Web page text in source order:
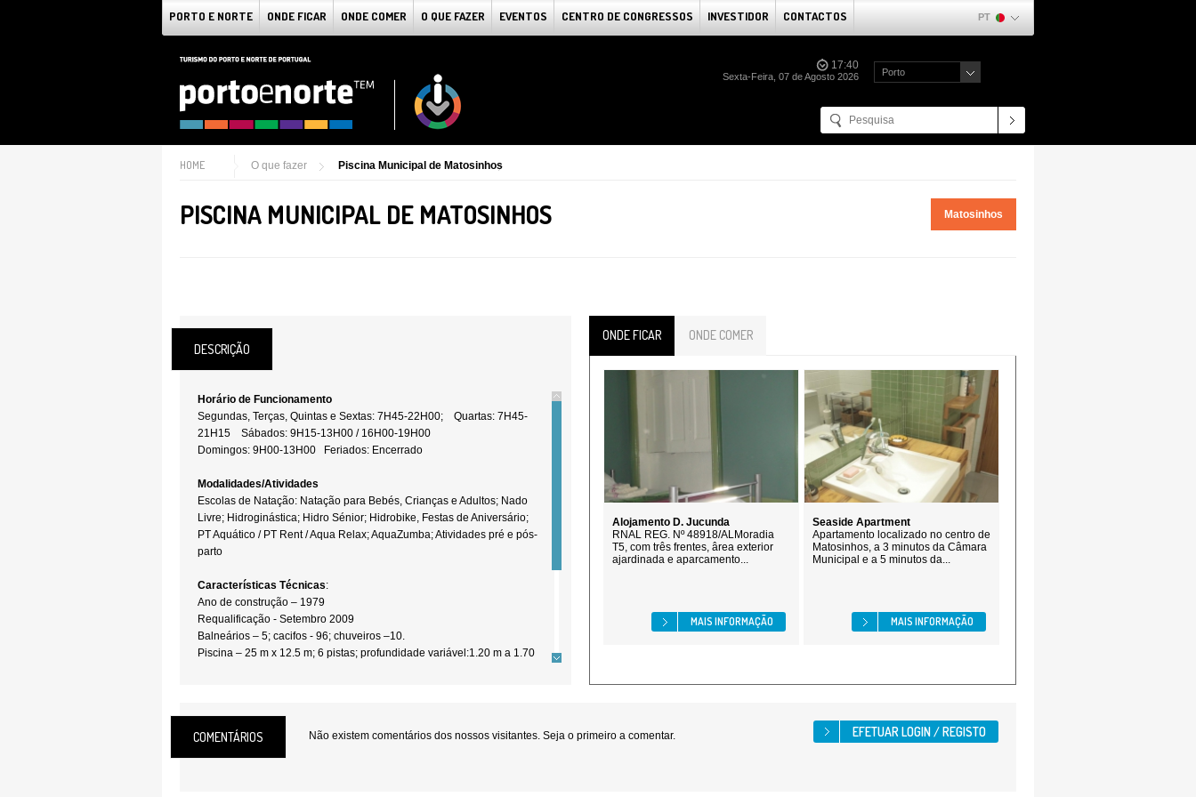
PORTO E NORTE ONDE FICAR ONDE COMER O QUE FAZER EVENTOS CENTRO DE CONGRESSOS INVESTIDOR CONTACTOS PT
17:40
Sexta-Feira, 07 de Agosto 2026 Porto
HOME O que fazer Piscina Municipal de Matosinhos
PISCINA MUNICIPAL DE MATOSINHOS Matosinhos
DESCRIÇÃO
Horário de Funcionamento
Segundas, Terças, Quintas e Sextas: 7H45-22H00; Quartas: 7H45-
21H15 Sábados: 9H15-13H00 / 16H00-19H00
Domingos: 9H00-13H00 Feriados: Encerrado
Modalidades/Atividades
Escolas de Natação: Natação para Bebés, Crianças e Adultos; Nado
Livre; Hidroginástica; Hidro Sénior; Hidrobike, Festas de Aniversário;
PT Aquático / PT Rent / Aqua Relax; AquaZumba; Atividades pré e pós-
parto
Características Técnicas:
Ano de construção – 1979
Requalificação - Setembro 2009
Balneários – 5; cacifos - 96; chuveiros –10.
Piscina – 25 m x 12.5 m; 6 pistas; profundidade variável:1.20 m a 1.70
ONDE FICAR ONDE COMER
Alojamento D. Jucunda
RNAL REG. Nº 48918/ALMoradia
T5, com três frentes, ârea exterior
ajardinada e aparcamento...
MAIS INFORMAÇÃO
Seaside Apartment
Apartamento localizado no centro de
Matosinhos, a 3 minutos da Câmara
Municipal e a 5 minutos da...
MAIS INFORMAÇÃO
COMENTÁRIOS Não existem comentários dos nossos visitantes. Seja o primeiro a comentar.